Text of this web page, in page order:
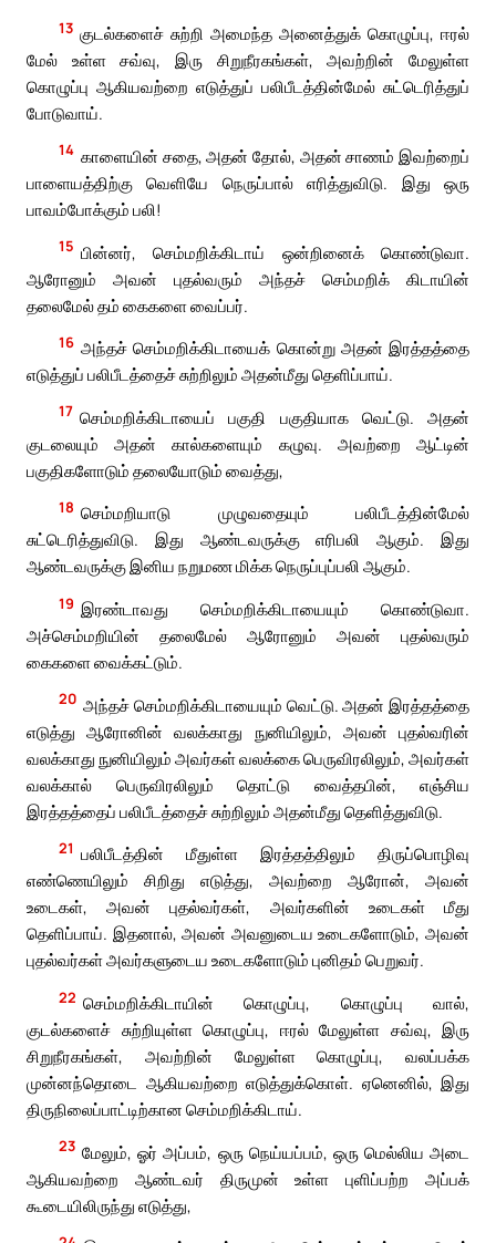
13 குடல்களைச் சுற்றி அமைந்த அனைத்துக் கொழுப்பு, ஈரல்
மேல் உள்ள சவ்வு, இரு சிறுநீரகங்கள், அவற்றின் மேலுள்ள
கொழுப்பு ஆகியவற்றை எடுத்துப் பலிபீடத்தின்மேல் சுட்டெரித்துப்
போடுவாய்.
14 காளையின் சதை, அதன் தோல், அதன் சாணம் இவற்றைப்
பாளையத்திற்கு வெளியே நெருப்பால் எரித்துவிடு. இது ஒரு
பாவம்போக்கும் பலி!
15 பின்னர், செம்மறிக்கிடாய் ஒன்றினைக் கொண்டுவா.
ஆரோனும் அவன் புதல்வரும் அந்தச் செம்மறிக் கிடாயின்
தலைமேல் தம் கைகளை வைப்பர்.
16 அந்தச் செம்மறிக்கிடாயைக் கொன்று அதன் இரத்தத்தை
எடுத்துப் பலிபீடத்தைச் சுற்றிலும் அதன்மீது தெளிப்பாய்.
17 செம்மறிக்கிடாயைப் பகுதி பகுதியாக வெட்டு. அதன்
குடலையும் அதன் கால்களையும் கழுவு. அவற்றை ஆட்டின்
பகுதிகளோடும் தலையோடும் வைத்து,
18 செம்மறியாடு முழுவதையும் பலிபீடத்தின்மேல்
சுட்டெரித்துவிடு. இது ஆண்டவருக்கு எரிபலி ஆகும். இது
ஆண்டவருக்கு இனிய நறுமண மிக்க நெருப்புப்பலி ஆகும்.
19 இரண்டாவது செம்மறிக்கிடாயையும் கொண்டுவா.
அச்செம்மறியின் தலைமேல் ஆரோனும் அவன் புதல்வரும்
கைகளை வைக்கட்டும்.
20 அந்தச் செம்மறிக்கிடாயையும் வெட்டு. அதன் இரத்தத்தை
எடுத்து ஆரோனின் வலக்காது நுனியிலும், அவன் புதல்வரின்
வலக்காது நுனியிலும் அவர்கள் வலக்கை பெருவிரலிலும், அவர்கள்
வலக்கால் பெருவிரலிலும் தொட்டு வைத்தபின், எஞ்சிய
இரத்தத்தைப் பலிபீடத்தைச் சுற்றிலும் அதன்மீது தெளித்துவிடு.
21 பலிபீடத்தின் மீதுள்ள இரத்தத்திலும் திருப்பொழிவு
எண்ணெயிலும் சிறிது எடுத்து, அவற்றை ஆரோன், அவன்
உடைகள், அவன் புதல்வர்கள், அவர்களின் உடைகள் மீது
தெளிப்பாய். இதனால், அவன் அவனுடைய உடைகளோடும், அவன்
புதல்வர்கள் அவர்களுடைய உடைகளோடும் புனிதம் பெறுவர்.
22 செம்மறிக்கிடாயின் கொழுப்பு, கொழுப்பு வால்,
குடல்களைச் சுற்றியுள்ள கொழுப்பு, ஈரல் மேலுள்ள சவ்வு, இரு
சிறுநீரகங்கள், அவற்றின் மேலுள்ள கொழுப்பு, வலப்பக்க
முன்னந்தொடை ஆகியவற்றை எடுத்துக்கொள். ஏனெனில், இது
திருநிலைப்பாட்டிற்கான செம்மறிக்கிடாய்.
23 மேலும், ஓர் அப்பம், ஒரு நெய்யப்பம், ஒரு மெல்லிய அடை
ஆகியவற்றை ஆண்டவர் திருமுன் உள்ள புளிப்பற்ற அப்பக்
கூடையிலிருந்து எடுத்து,